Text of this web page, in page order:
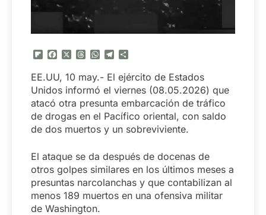
Flipboard
FacebookThreadsWhatsApp
Telegram
EE.UU, 10 may.- El ejército de Estados
Unidos informó el viernes (08.05.2026) que
atacó otra presunta embarcación de tráfico
de drogas en el Pacífico oriental, con saldo
de dos muertos y un sobreviviente.
El ataque se da después de docenas de
otros golpes similares en los últimos meses a
presuntas narcolanchas y que contabilizan al
menos 189 muertos en una ofensiva militar
de Washington.